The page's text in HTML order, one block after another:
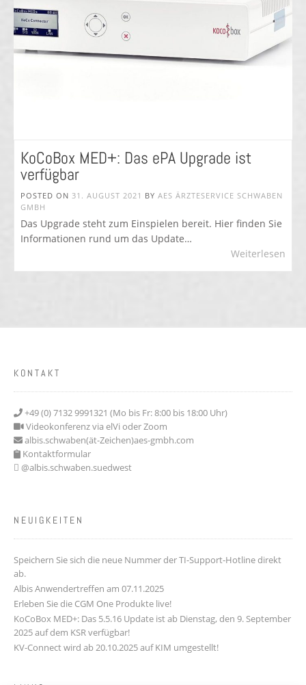
KoCoBox MED+: Das ePA Upgrade ist
verfügbar
POSTED ON 31. AUGUST 2021 BY AES ÄRZTESERVICE SCHWABEN
GMBH
Das Upgrade steht zum Einspielen bereit. Hier finden Sie
Informationen rund um das Update…
Weiterlesen
KONTAKT
+49 (0) 7132 9991321 (Mo bis Fr: 8:00 bis 18:00 Uhr)
Videokonferenz via elVi oder Zoom
albis.schwaben(ät-Zeichen)aes-gmbh.com
Kontaktformular
@albis.schwaben.suedwest
NEUIGKEITEN
Speichern Sie sich die neue Nummer der TI-Support-Hotline direkt
ab.
Albis Anwendertreffen am 07.11.2025
Erleben Sie die CGM One Produkte live!
KoCoBox MED+: Das 5.5.16 Update ist ab Dienstag, den 9. September
2025 auf dem KSR verfügbar!
KV-Connect wird ab 20.10.2025 auf KIM umgestellt!